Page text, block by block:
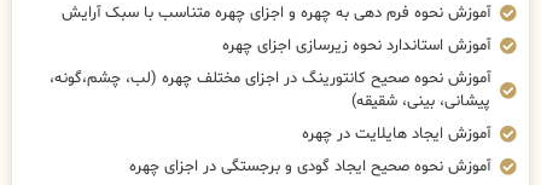
آموزش نحوه فرم دهی به چهره و اجزای چهره متناسب با سبک آرایش
آموزش استاندارد نحوه زیرسازی اجزای چهره
آموزش نحوه صحیح کانتورینگ در اجزای مختلف چهره (لب، چشم،گونه،
پیشانی، بینی، شقیقه)
آموزش ایجاد هایلایت در چهره
آموزش نحوه صحیح ایجاد گودی و برجستگی در اجزای چهره